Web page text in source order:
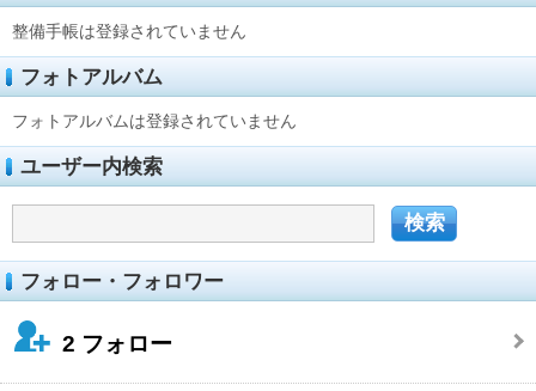
整備手帳は登録されていません
フォトアルバム
フォトアルバムは登録されていません
ユーザー内検索
フォロー・フォロワー
2 フォロー